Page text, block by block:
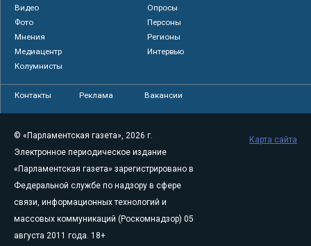
Видео
Опросы
Фото
Персоны
Мнения
Регионы
Медиацентр
Интервью
Колумнисты
Контакты Реклама Вакансии
© «Парламентская газета», 2026 г.
Электронное периодическое издание
«Парламентская газета» зарегистрировано в
Федеральной службе по надзору в сфере
связи, информационных технологий и
массовых коммуникаций (Роскомнадзор) 05
августа 2011 года. 18+
Карта сайта